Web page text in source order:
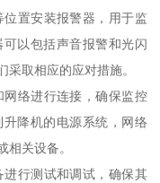
置安装报警器，用于监
以包括声音报警和光闪
取相应的应对措施。
络进行连接，确保监控
降机的电源系统，网络
相关设备。
行测试和调试，确保其